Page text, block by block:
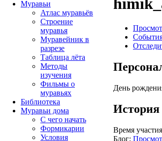
День
История
Время
Блог:
Муравьи
Атлас муравьёв
Строение
муравья
Муравейник в
разрезе
Таблица лёта
Методы
изучения
Фильмы о
муравьях
Библиотека
Муравьи дома
С чего начать
Формикарии
Условия